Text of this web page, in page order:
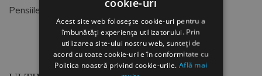
Pensiile speciale ale magistratilor
Acest site web folosește cookie-uri pentru a
îmbunătăți experiența utilizatorului. Prin
utilizarea site-ului nostru web, sunteți de
acord cu toate cookie-urile în conformitate cu
Politica noastră privind cookie-urile.Află mai